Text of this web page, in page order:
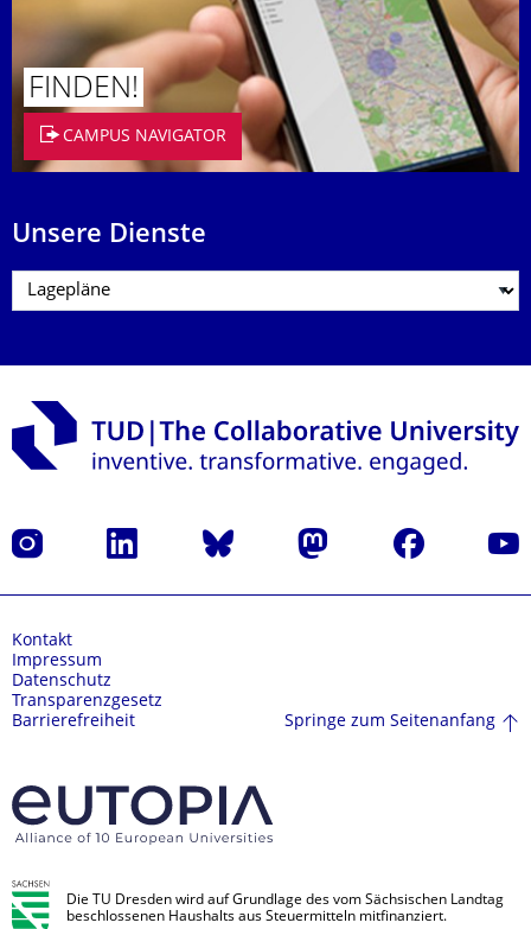
FINDEN!
CAMPUS NAVIGATOR
Unsere Dienste
Instagram LinkedIn Bluesky Mastodon Facebook
Kontakt
Impressum
Datenschutz
Transparenzgesetz
Barrierefreiheit
Springe zum Seitenanfang
Die TU Dresden wird auf Grundlage des vom Sächsischen Landtag
beschlossenen Haushalts aus Steuermitteln mitfinanziert.